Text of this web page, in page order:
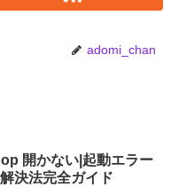
adomi_chan
開かない|起動エラー
決法完全ガイド